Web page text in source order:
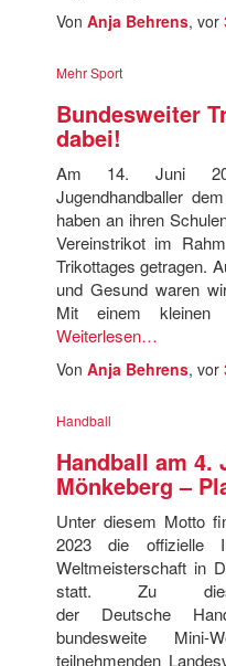
Von Anja Behrens, vor
Mehr Sport
Bundesweiter
dabei!
Am 14. Juni
Jugendhandballer
haben an ihren
Vereinstrikot im
Trikottages getragen.
und Gesund waren
Mit einem kleinen
Weiterlesen…
Von Anja Behrens, vor
Handball
Handball am 4.
Mönkeberg –
Unter diesem Motto
2023 die offizielle
Weltmeisterschaft in
statt. Zu
der Deutsche
bundesweite Mini-
teilnehmenden